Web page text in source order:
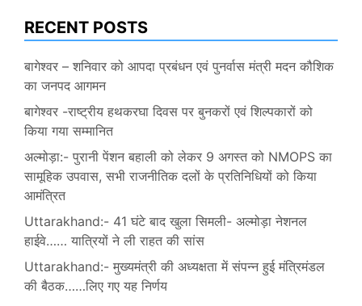
RECENT POSTS
बागेश्वर – शनिवार को आपदा प्रबंधन एवं पुनर्वास मंत्री मदन कौशिक
का जनपद आगमन
बागेश्वर -राष्ट्रीय हथकरघा दिवस पर बुनकरों एवं शिल्पकारों को
किया गया सम्मानित
अल्मोड़ा:- पुरानी पेंशन बहाली को लेकर 9 अगस्त को NMOPS का
सामूहिक उपवास, सभी राजनीतिक दलों के प्रतिनिधियों को किया
आमंत्रित
Uttarakhand:- 41 घंटे बाद खुला सिमली- अल्मोड़ा नेशनल
हाईवे…… यात्रियों ने ली राहत की सांस
Uttarakhand:- मुख्यमंत्री की अध्यक्षता में संपन्न हुई मंत्रिमंडल
की बैठक……लिए गए यह निर्णय